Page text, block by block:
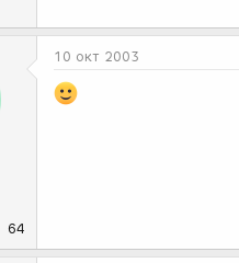
64
10 окт 2003